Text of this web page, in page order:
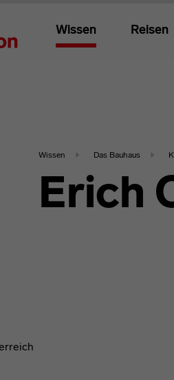
Wissen Reisen
Wissen Das Bauhaus
Erich